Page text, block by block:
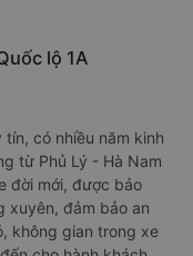
lộ 1A
có nhiều năm kinh
từ Phủ Lý - Hà Nam
đời mới, được bảo
xuyên, đảm bảo an
không gian trong xe